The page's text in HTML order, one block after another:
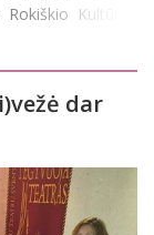
Kultūros
Lungienei
dar